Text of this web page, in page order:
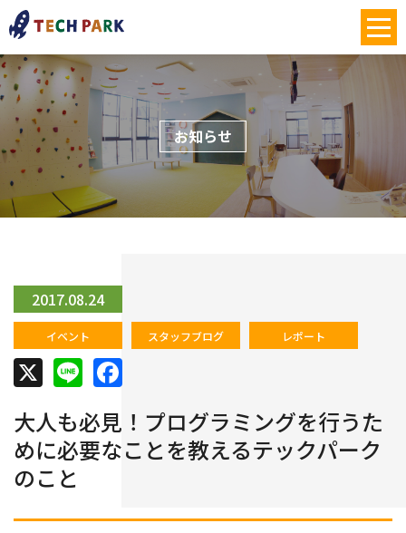
お知らせ
2017.08.24
イベント スタッフブログ レポート
X Line
大人も必見！プログラミングを行うた
めに必要なことを教えるテックパーク
のこと